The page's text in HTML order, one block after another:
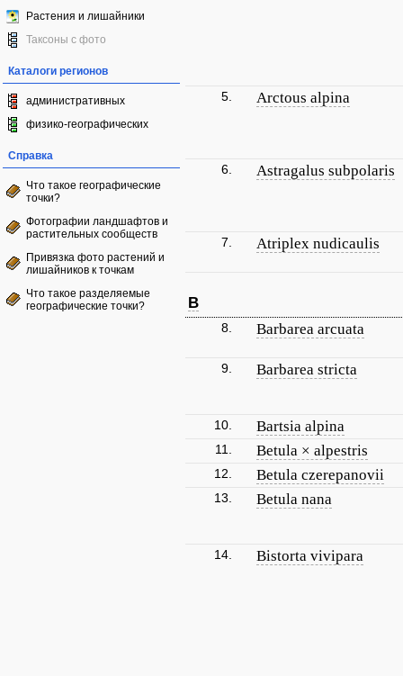
Растения и лишайники
Таксоны с фото
Каталоги регионов
административных
физико-географических
Справка
Что такое географические
точки?
Фотографии ландшафтов и
растительных сообществ
Привязка фото растений и
лишайников к точкам
Что такое разделяемые
географические точки?
5. Arctous alpina
6. Astragalus subpolaris
7. Atriplex nudicaulis
B
8. Barbarea arcuata
9. Barbarea stricta
10. Bartsia alpina
11. Betula × alpestris
12. Betula czerepanovii
13. Betula nana
14. Bistorta vivipara